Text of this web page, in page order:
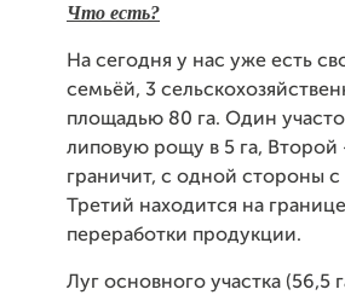
Что есть?
На сегодня у нас уже есть
семьёй, 3
площадью 80 га. Один
липовую рощу в 5 га, Второй
граничит, с одной стороны
Третий находится на
переработки продукции.
Луг основного участка (56,5